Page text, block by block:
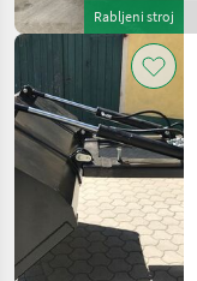
Rabljeni stroj